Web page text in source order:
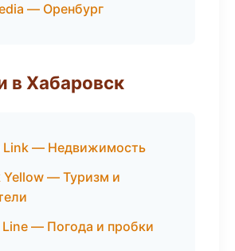
— Оренбург
в Хабаровск
Link — Недвижимость
Yellow — Туризм и
— Погода и пробки